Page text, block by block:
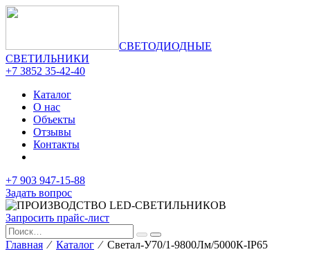
СВЕТОДИОДНЫЕ
СВЕТИЛЬНИКИ
+7 3852 35-42-40
Каталог
О нас
Объекты
Отзывы
Контакты
+7 903 947-15-88
Задать вопрос
Запросить прайс-лист
Главная ⁄ Каталог ⁄ Светал-У70/1-9800Лм/5000К-IP65